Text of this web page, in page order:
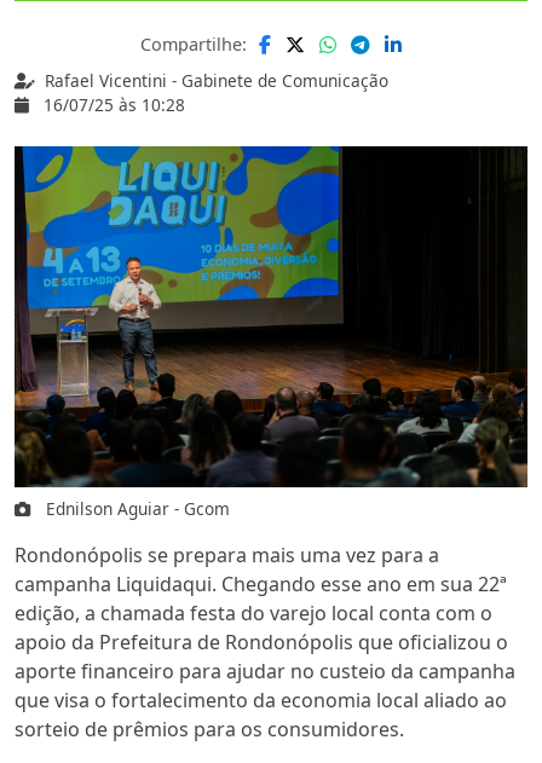
Rafael Vicentini - Gabinete de Comunicação
16/07/25 às 10:28
Compartilhe:
Ednilson Aguiar - Gcom
Rondonópolis se prepara mais uma vez para a
campanha Liquidaqui. Chegando esse ano em sua 22ª
edição, a chamada festa do varejo local conta com o
apoio da Prefeitura de Rondonópolis que oficializou o
aporte financeiro para ajudar no custeio da campanha
que visa o fortalecimento da economia local aliado ao
sorteio de prêmios para os consumidores.